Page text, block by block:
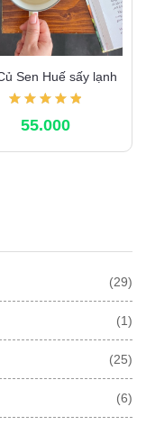
Sen Huế sấy lạnh
55.000
(29)
(1)
(25)
(6)